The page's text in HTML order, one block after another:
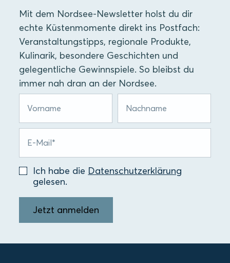
Mit dem Nordsee-Newsletter holst du dir
echte Küstenmomente direkt ins Postfach:
Veranstaltungstipps, regionale Produkte,
Kulinarik, besondere Geschichten und
gelegentliche Gewinnspiele. So bleibst du
immer nah dran an der Nordsee.
Ich habe die Datenschutzerklärung
gelesen.
Jetzt anmelden